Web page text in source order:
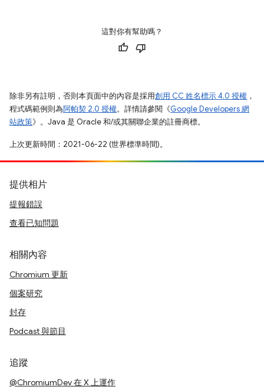
這對你有幫助嗎？
除非另有註明，否則本頁面中的內容是採用創用 CC 姓名標示 4.0 授權 ，
程式碼範例則為阿帕契 2.0 授權。詳情請參閱《Google Developers 網
站政策》。Java 是 Oracle 和/或其關聯企業的註冊商標。
上次更新時間：2021-06-22 (世界標準時間)。
提供相片
提報錯誤
查看已知問題
相關內容
Chromium 更新
個案研究
封存
Podcast 與節目
追蹤
@ChromiumDev 在 X 上運作